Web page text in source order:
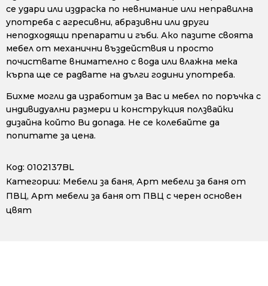
се удари или издраска по невнимание или неправилна
употреба с агресивни, абразивни или други
неподходящи препарати и гъби. Ако пазите своята
мебел от механични въздействия и просто
почиствате внимателно с вода или влажна мека
кърпа ще се радвате на дълги години употреба.
Бихме могли да изработим за Вас и мебел по поръчка с
индивидуални размери и конструкция ползвайки
дизайна който Ви допада. Не се колебайте да
попитате за цена.
Код: 0102137BL
Категории: Мебели за баня, Арт мебели за баня от
ПВЦ, Арт мебели за баня от ПВЦ с черен основен
цвят